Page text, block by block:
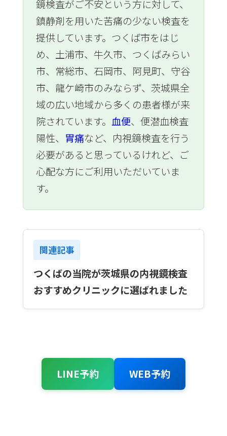
鏡検査がご不安という方に対して、
鎮静剤を用いた苦痛の少ない検査を
提供しています。つくば市をはじ
め、土浦市、牛久市、つくばみらい
市、常総市、石岡市、阿見町、守谷
市、龍ケ崎市のみならず、茨城県全
域の広い地域から多くの患者様が来
院されています。血便、便潜血検査
陽性、 胃痛など、内視鏡検査を行う
必要があると思っているけれど、ご
心配な方にご利用いただいていま
す。
関連記事
つくばの当院が茨城県の内視鏡検査
おすすめクリニックに選ばれました
LINE予約 WEB予約